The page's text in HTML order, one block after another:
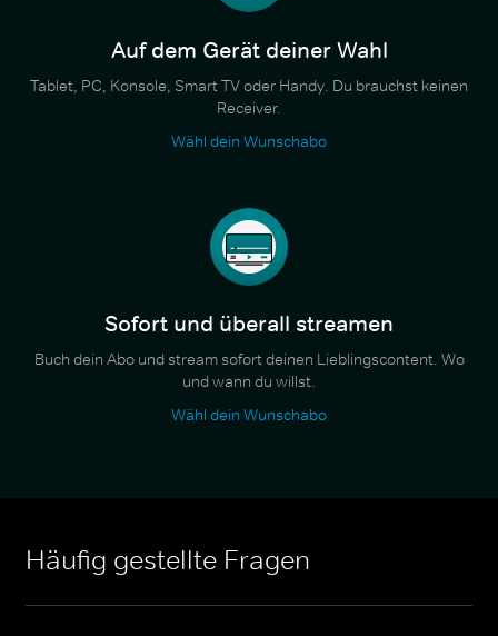
Auf dem Gerät deiner Wahl
Tablet, PC, Konsole, Smart TV oder Handy. Du brauchst keinen
Receiver.
Wähl dein Wunschabo
Sofort und überall streamen
Buch dein Abo und stream sofort deinen Lieblingscontent. Wo
und wann du willst.
Wähl dein Wunschabo
Häufig gestellte Fragen